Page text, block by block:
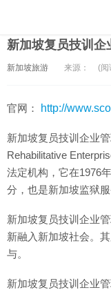
新加坡复员技训企
新加坡旅游 来源： (阅
官网： http://
新加坡复员技训企业
Rehabilitative
法定机构，它在1976
分，也是新加坡监狱服
新加坡复员技训企业
新融入新加坡社会。
与。
新加坡复员技训企业